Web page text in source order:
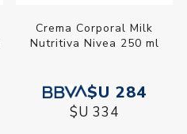
Crema Corporal Milk
Nutritiva Nivea 250 ml
$U 284
$U 334